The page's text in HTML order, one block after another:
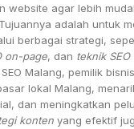
website agar lebih
adalah untuk
berbagai strategi,
on-page, dan teknik
Malang, pemilik
lokal Malang,
dan meningkatkan
konten yang efektif